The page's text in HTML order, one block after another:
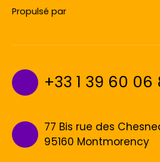
Propulsé par
+33 1 39 60 06
77 Bis rue des
95160 Montmorency